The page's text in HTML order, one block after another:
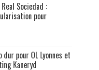
Sociedad :
pour
dur pour OL Lyonnes et
Kaneryd